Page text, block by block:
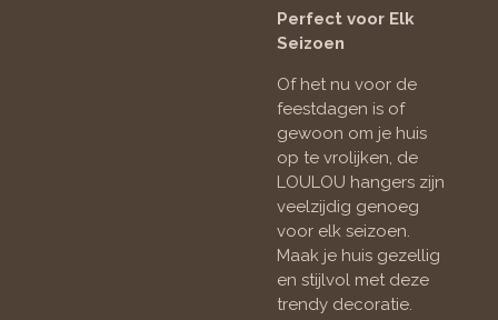
Perfect voor Elk
Seizoen
Of het nu voor de
feestdagen is of
gewoon om je huis
op te vrolijken, de
LOULOU hangers zijn
veelzijdig genoeg
voor elk seizoen.
Maak je huis gezellig
en stijlvol met deze
trendy decoratie.